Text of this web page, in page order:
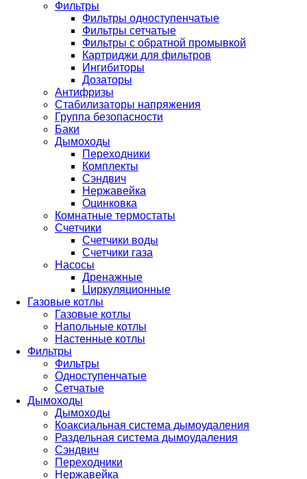
Фильтры
Фильтры одноступенчатые
Фильтры сетчатые
Фильтры с обратной промывкой
Картриджи для фильтров
Ингибиторы
Дозаторы
Антифризы
Стабилизаторы напряжения
Группа безопасности
Баки
Дымоходы
Переходники
Комплекты
Сэндвич
Нержавейка
Оцинковка
Комнатные термостаты
Счетчики
Счетчики воды
Счетчики газа
Насосы
Дренажные
Циркуляционные
Газовые котлы
Газовые котлы
Напольные котлы
Настенные котлы
Фильтры
Фильтры
Одноступенчатые
Сетчатые
Дымоходы
Дымоходы
Коаксиальная система дымоудаления
Раздельная система дымоудаления
Сэндвич
Переходники
Нержавейка